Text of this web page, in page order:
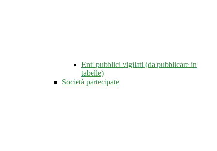
Enti pubblici vigilati (da pubblicare in
tabelle)
Società partecipate